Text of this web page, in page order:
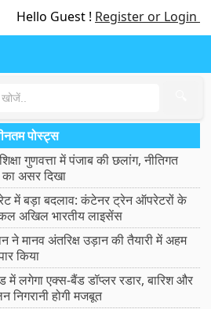
Hello Guest ! Register or Login
पोस्ट्स
गुणवत्ता में पंजाब की छलांग, नीतिगत
का असर दिखा
में बड़ा बदलाव: कंटेनर ट्रेन ऑपरेटरों के
अखिल भारतीय लाइसेंस
ने मानव अंतरिक्ष उड़ान की तैयारी में अहम
किया
में लगेगा एक्स-बैंड डॉप्लर रडार, बारिश और
निगरानी होगी मजबूत